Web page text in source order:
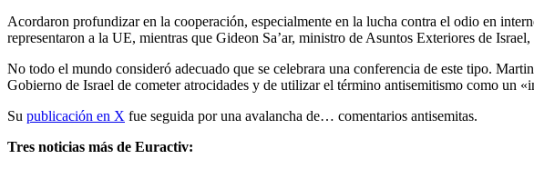
Acordaron profundizar en la cooperación, especialmente en la lucha contra el odio en
representaron a la UE, mientras que Gideon Sa’ar, ministro de Asuntos Exteriores de
No todo el mundo consideró adecuado que se celebrara una conferencia de este tipo.
Gobierno de Israel de cometer atrocidades y de utilizar el término antisemitismo como un
Su publicación en X fue seguida por una avalancha de… comentarios antisemitas.
Tres noticias más de Euractiv: